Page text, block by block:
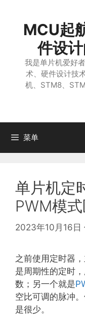
MCU起
件设
我是单片机爱好
术、硬件设计技
机、STM8、
菜单
单片机定
PWM模
2023年10月16日
之前使用定时器
是周期性的定时
数；另一个就是
空比可调的脉冲
是很少。